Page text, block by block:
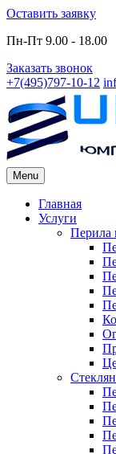
Skip
content
Оставить заявку
Пн-Пт 9.00 - 18.00
Заказать звонок
+7(495)797-10-12
Menu
Primary
Menu
Главная
Услуги
Перила